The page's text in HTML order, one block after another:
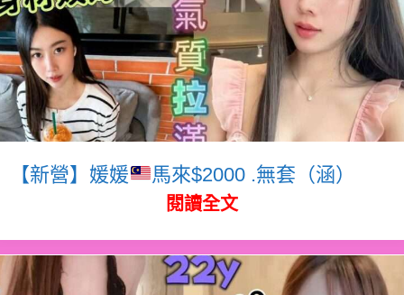
【新營】媛媛 馬來$2000 .無套（涵）
閱讀全文